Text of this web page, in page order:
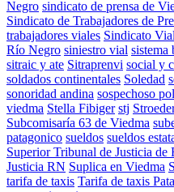
Negro sindicato de prensa de
Sindicato de Trabajadores de
trabajadores viales Sindicato
Río Negro siniestro vial sistema
sitraic y ate Sitraprenvi social y
soldados continentales Soledad
sonoridad andina sospechoso
viedma Stella Fibiger stj
Subcomisaría 63 de Viedma
patagonico sueldos sueldos
Superior Tribunal de Justicia de
Justicia RN Suplica en Viedma
tarifa de taxis Tarifa de taxis